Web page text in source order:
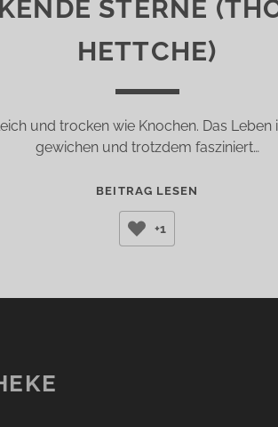
STERNE
HETTCHE)
und trocken wie Knochen. Das Leben
gewichen und trotzdem fasziniert…
BEITRAG LESEN
+1